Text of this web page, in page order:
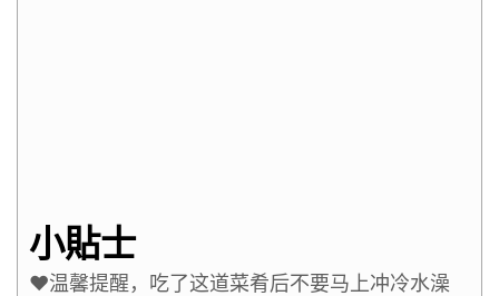
小貼士
❤️温馨提醒，吃了这道菜肴后不要马上冲冷水澡